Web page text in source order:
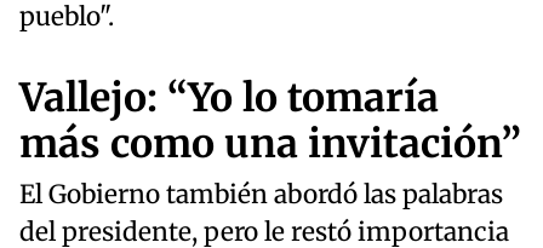
pueblo".
Vallejo: “Yo lo tomaría
más como una invitación”
El Gobierno también abordó las palabras
del presidente, pero le restó importancia